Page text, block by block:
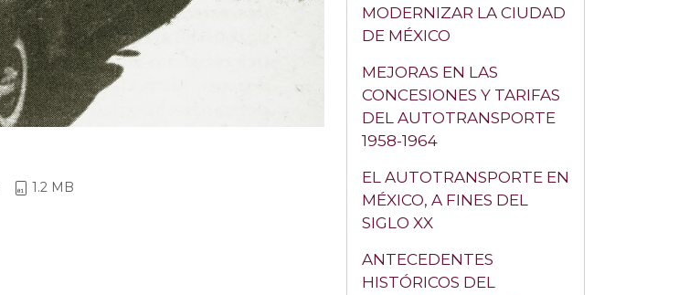
1.2 MB
MODERNIZAR LA CIUDAD
DE MÉXICO
MEJORAS EN LAS
CONCESIONES Y TARIFAS
DEL AUTOTRANSPORTE
1958-1964
EL AUTOTRANSPORTE EN
MÉXICO, A FINES DEL
SIGLO XX
ANTECEDENTES
HISTÓRICOS DEL